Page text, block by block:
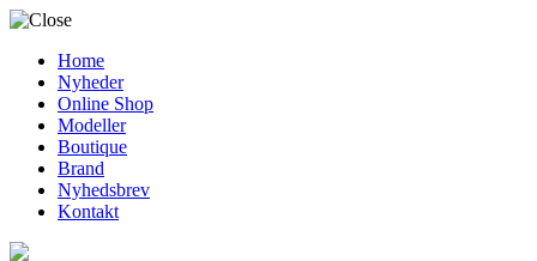
Home
Nyheder
Online Shop
Modeller
Boutique
Brand
Nyhedsbrev
Kontakt